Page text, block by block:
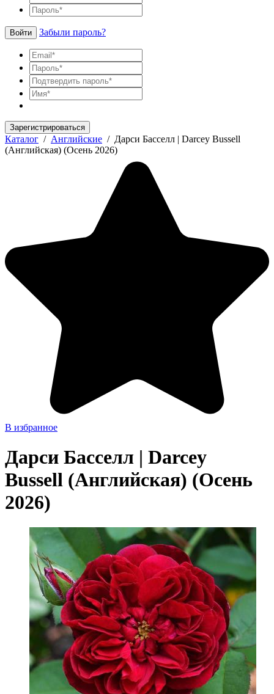
Войти Забыли пароль?
Зарегистрироваться
Каталог / Английские / Дарси Басселл | Darcey Bussell
(Английская) (Осень 2026)
В избранное
Дарси Басселл | Darcey
Bussell (Английская) (Осень
2026)